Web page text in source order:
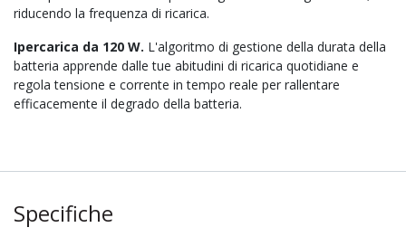
riducendo la frequenza di ricarica.
Ipercarica da 120 W. L'algoritmo di gestione della durata della
batteria apprende dalle tue abitudini di ricarica quotidiane e
regola tensione e corrente in tempo reale per rallentare
efficacemente il degrado della batteria.
Specifiche